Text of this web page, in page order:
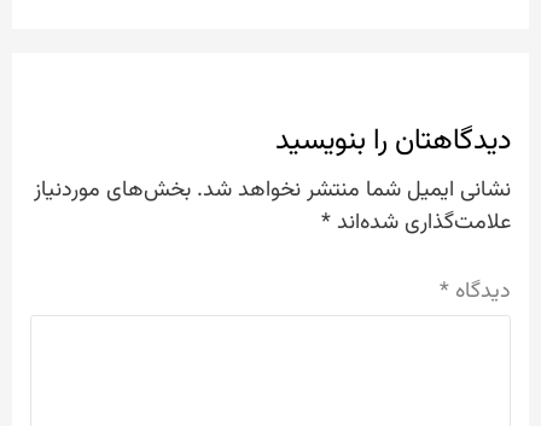
دیدگاهتان را بنویسید
نشانی ایمیل شما منتشر نخواهد شد. بخش‌های موردنیاز
علامت‌گذاری شده‌اند *
دیدگاه *